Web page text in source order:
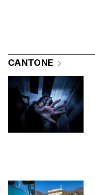
CANTONE